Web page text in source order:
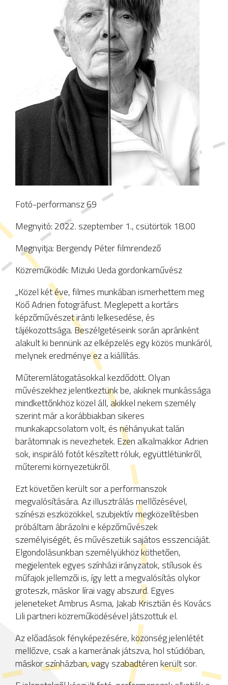
Fotó-performansz 69
Megnyitó: 2022. szeptember 1., csütörtök 18.00
Megnyitja: Bergendy Péter filmrendező
Közreműködik: Mizuki Ueda gordonkaművész
„Közel két éve, filmes munkában ismerhettem meg
Köő Adrien fotográfust. Meglepett a kortárs
képzőművészet iránti lelkesedése, és
tájékozottsága. Beszélgetéseink során apránként
alakult ki bennünk az elképzelés egy közös munkáról,
melynek eredménye ez a kiállítás.
Műteremlátogatásokkal kezdődött. Olyan
művészekhez jelentkeztünk be, akiknek munkássága
mindkettőnkhöz közel áll, akikkel nekem személy
szerint már a korábbiakban sikeres
munkakapcsolatom volt, és néhányukat talán
barátomnak is nevezhetek. Ezen alkalmakkor Adrien
sok, inspiráló fotót készített róluk, együttlétünkről,
műteremi környezetükről.
Ezt követően került sor a performanszok
megvalósítására. Az illusztrálás mellőzésével,
színészi eszközökkel, szubjektív megközelítésben
próbáltam ábrázolni e képzőművészek
személyiségét, és művészetük sajátos esszenciáját.
Elgondolásunkban személyükhöz köthetően,
megjelentek egyes színházi irányzatok, stílusok és
műfajok jellemzői is, így lett a megvalósítás olykor
groteszk, máskor lírai vagy abszurd. Egyes
jeleneteket Ambrus Asma, Jakab Krisztián és Kovács
Lili partneri közreműködésével játszottuk el.
Az előadások fényképezésére, közönség jelenlétét
mellőzve, csak a kamerának játszva, hol stúdióban,
máskor színházban, vagy szabadtéren került sor.